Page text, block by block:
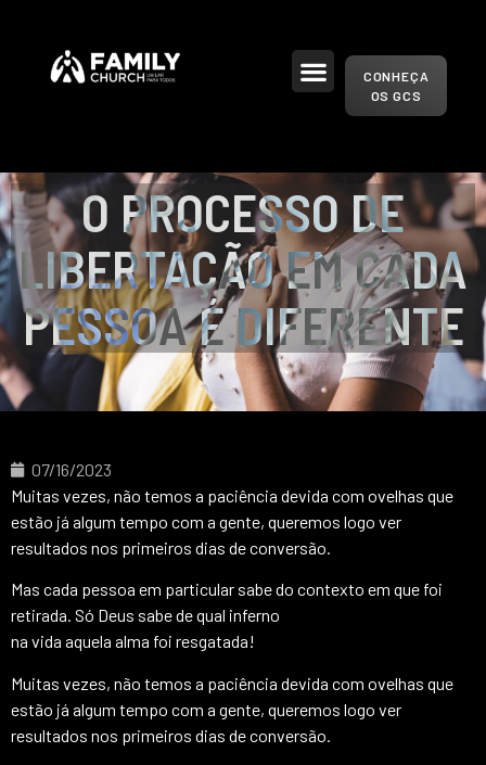
CONHEÇA
OS GCS
O PROCESSO DE
LIBERTAÇÃO EM CADA
PESSOA É DIFERENTE
07/16/2023
Muitas vezes, não temos a paciência devida com ovelhas que
estão já algum tempo com a gente, queremos logo ver
resultados nos primeiros dias de conversão.
Mas cada pessoa em particular sabe do contexto em que foi
retirada. Só Deus sabe de qual inferno
na vida aquela alma foi resgatada!
Muitas vezes, não temos a paciência devida com ovelhas que
estão já algum tempo com a gente, queremos logo ver
resultados nos primeiros dias de conversão.